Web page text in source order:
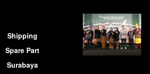
Shipping
Spare Part
Surabaya